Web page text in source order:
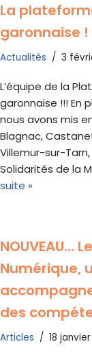
La
garonnaise !
Actualités 3
L’équipe de la
garonnaise !!! En
nous avons mis
Blagnac,
Villemur-sur-
Solidarités de la
suite »
NOUVEAU…
Numérique,
des
Articles 18 janvier